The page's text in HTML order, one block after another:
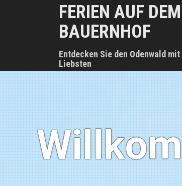
u
m
I
n
h
a
l
t
FERIEN AUF DEM
BAUERNHOF
Entdecken Sie den Odenwald mit
Liebsten